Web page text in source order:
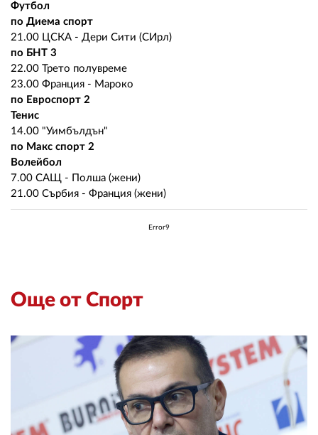
Футбол
по Диема спорт
21.00 ЦСКА - Дери Сити (СИрл)
по БНТ 3
22.00 Трето полувреме
23.00 Франция - Мароко
по Евроспорт 2
Тенис
14.00 "Уимбълдън"
по Макс спорт 2
Волейбол
7.00 САЩ - Полша (жени)
21.00 Сърбия - Франция (жени)
Error9
Още от Спорт